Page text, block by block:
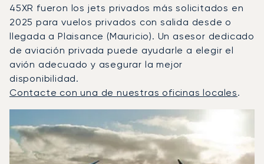
45XR fueron los jets privados más solicitados en
2025 para vuelos privados con salida desde o
llegada a Plaisance (Mauricio). Un asesor dedicado
de aviación privada puede ayudarle a elegir el
avión adecuado y asegurar la mejor
disponibilidad.
Contacte con una de nuestras oficinas locales.
Modelo de aeronave
Velocidad (km/h)
Velocidad (nudos)
Autonomía (NM)